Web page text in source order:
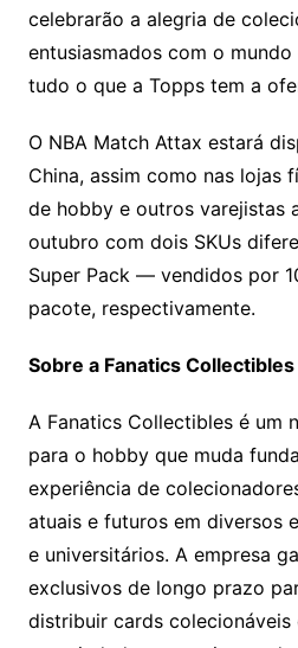
celebrarão a alegria de
entusiasmados com o
tudo o que a Topps tem a
O NBA Match Attax estará
China, assim como nas lojas
de hobby e outros varejistas
outubro com dois SKUs
Super Pack — vendidos por
pacote, respectivamente.
Sobre a Fanatics Collectibles
A Fanatics Collectibles é um
para o hobby que muda
experiência de
atuais e futuros em diversos
e universitários. A empresa
exclusivos de longo prazo
distribuir cards colecionáveis